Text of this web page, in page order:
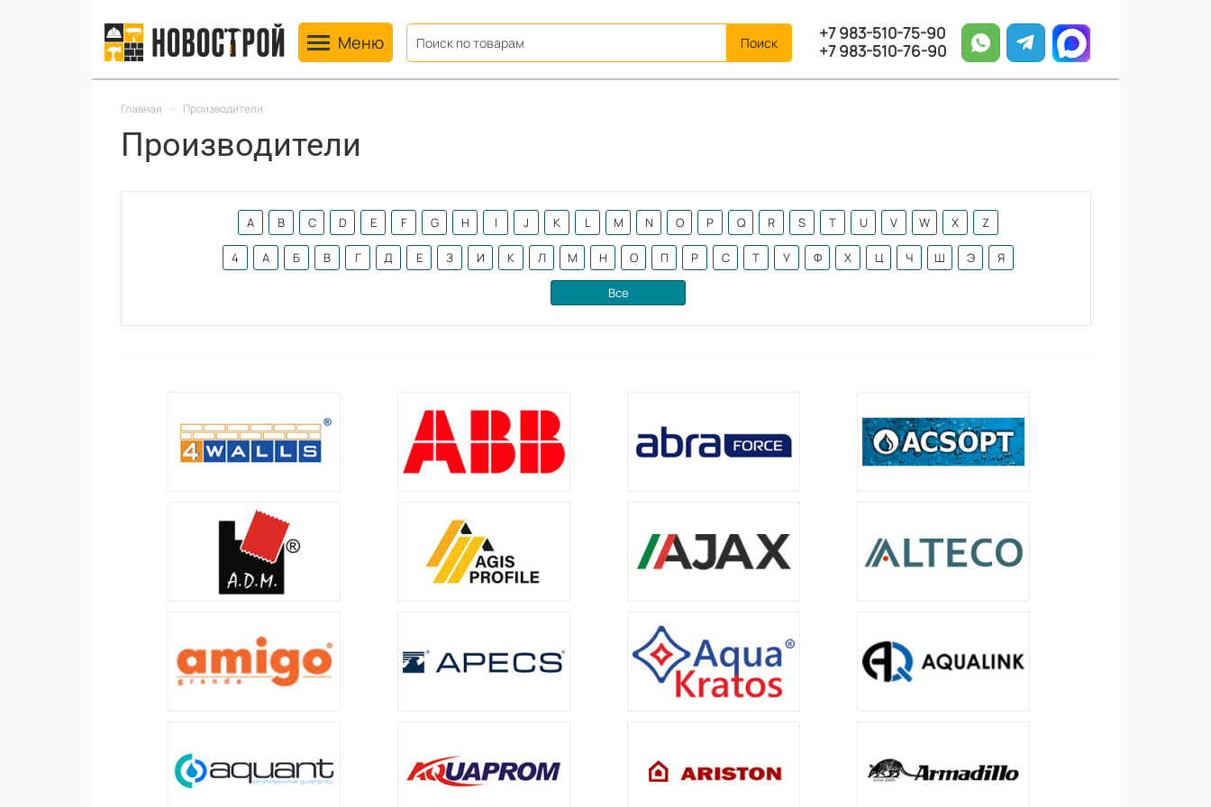
Toggle navigation
Меню
+7 983-510-75-90
+7 983-510-76-90
Главная - Производители
Производители
A B C D E F G H I J K L M N O P Q R S T U V W X Z
4 А Б В Г Д Е З И К Л М Н О П Р С Т У Ф Х Ц Ч Ш Э Я
Все